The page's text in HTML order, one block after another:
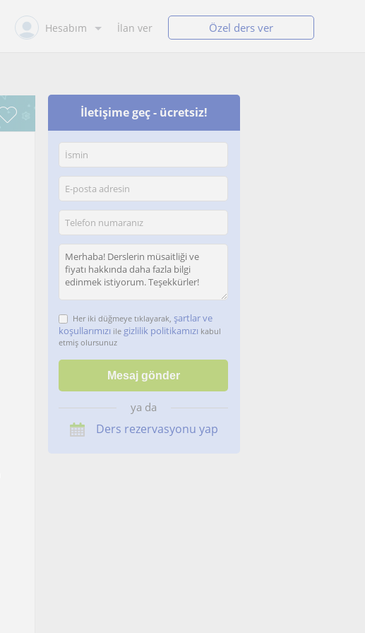
Hesabım İlan ver Özel ders ver
İletişime geç - ücretsiz!
Her iki düğmeye tıklayarak, şartlar ve
koşullarımızı ile gizlilik politikamızı kabul
etmiş olursunuz
ya da
Ders rezervasyonu yap